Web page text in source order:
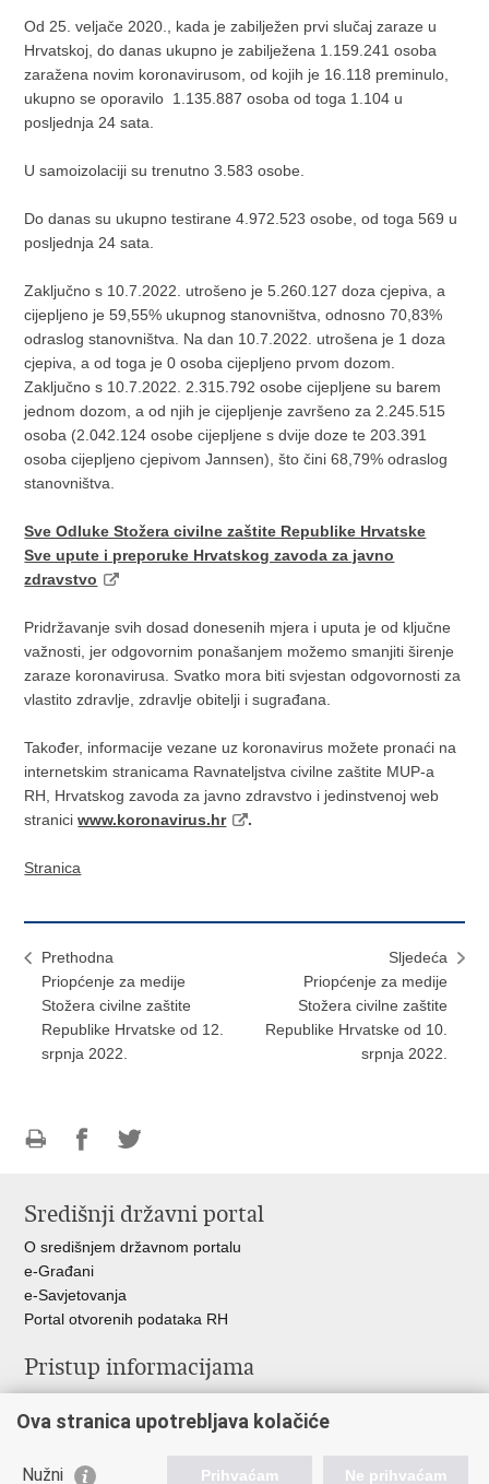
Od 25. veljače 2020., kada je zabilježen prvi slučaj zaraze u
Hrvatskoj, do danas ukupno je zabilježena 1.159.241 osoba
zaražena novim koronavirusom, od kojih je 16.118 preminulo,
ukupno se oporavilo 1.135.887 osoba od toga 1.104 u
posljednja 24 sata.
U samoizolaciji su trenutno 3.583 osobe.
Do danas su ukupno testirane 4.972.523 osobe, od toga 569 u
posljednja 24 sata.
Zaključno s 10.7.2022. utrošeno je 5.260.127 doza cjepiva, a
cijepljeno je 59,55% ukupnog stanovništva, odnosno 70,83%
odraslog stanovništva. Na dan 10.7.2022. utrošena je 1 doza
cjepiva, a od toga je 0 osoba cijepljeno prvom dozom.
Zaključno s 10.7.2022. 2.315.792 osobe cijepljene su barem
jednom dozom, a od njih je cijepljenje završeno za 2.245.515
osoba (2.042.124 osobe cijepljene s dvije doze te 203.391
osoba cijepljeno cjepivom Jannsen), što čini 68,79% odraslog
stanovništva.
Sve Odluke Stožera civilne zaštite Republike Hrvatske
Sve upute i preporuke Hrvatskog zavoda za javno
zdravstvo
Pridržavanje svih dosad donesenih mjera i uputa je od ključne
važnosti, jer odgovornim ponašanjem možemo smanjiti širenje
zaraze koronavirusa. Svatko mora biti svjestan odgovornosti za
vlastito zdravlje, zdravlje obitelji i sugrađana.
Također, informacije vezane uz koronavirus možete pronaći na
internetskim stranicama Ravnateljstva civilne zaštite MUP-a
RH, Hrvatskog zavoda za javno zdravstvo i jedinstvenoj web
stranici www.koronavirus.hr .
Stranica
Prethodna
Priopćenje za medije
Stožera civilne zaštite
Republike Hrvatske od 12.
srpnja 2022.
Sljedeća
Priopćenje za medije
Stožera civilne zaštite
Republike Hrvatske od 10.
srpnja 2022.
FacebookuTwitteru
Središnji državni portal
O središnjem državnom portalu
e-Građani
e-Savjetovanja
Portal otvorenih podataka RH
Pristup informacijama
Savjetovanje
Zapošljavanje
Ova stranica upotrebljava kolačiće
Nužni Prihvaćam Ne prihvaćam